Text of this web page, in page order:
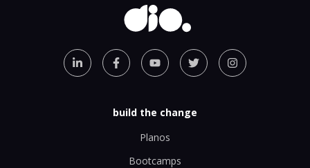
build the change
Planos
Bootcamps